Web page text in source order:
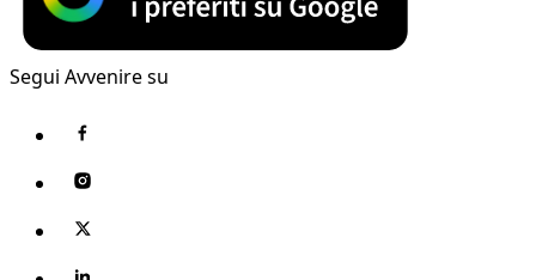
Segui Avvenire su